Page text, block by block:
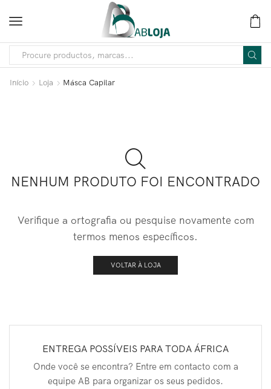
Início Loja Másca Capilar
NENHUM PRODUTO FOI ENCONTRADO
Verifique a ortografia ou pesquise novamente com
termos menos específicos.
VOLTAR À LOJA
ENTREGA POSSÍVEIS PARA TODA ÁFRICA
Onde você se encontra? Entre em contacto com a
equipe AB para organizar os seus pedidos.